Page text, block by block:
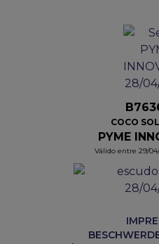
COCO
PYME
Válido entre 29/